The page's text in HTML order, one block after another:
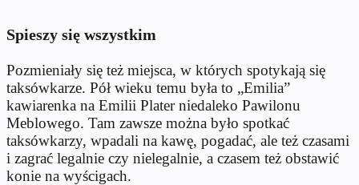
Spieszy się wszystkim
Pozmieniały się też miejsca, w których spotykają się
taksówkarze. Pół wieku temu była to „Emilia”
kawiarenka na Emilii Plater niedaleko Pawilonu
Meblowego. Tam zawsze można było spotkać
taksówkarzy, wpadali na kawę, pogadać, ale też czasami
i zagrać legalnie czy nielegalnie, a czasem też obstawić
konie na wyścigach.